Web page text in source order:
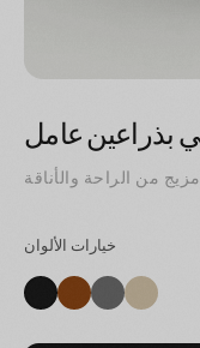
مزيج من الراحة والأناقة
خيارات الألوان